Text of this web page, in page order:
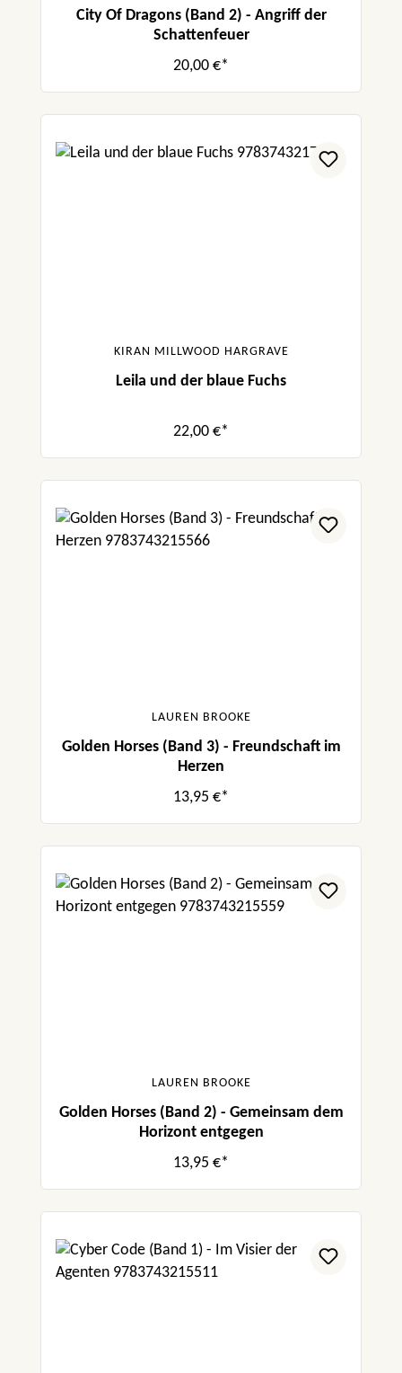
City Of Dragons (Band 2) - Angriff der
Schattenfeuer
20,00 €*
KIRAN MILLWOOD HARGRAVE
Leila und der blaue Fuchs
22,00 €*
LAUREN BROOKE
Golden Horses (Band 3) - Freundschaft im
Herzen
13,95 €*
LAUREN BROOKE
Golden Horses (Band 2) - Gemeinsam dem
Horizont entgegen
13,95 €*